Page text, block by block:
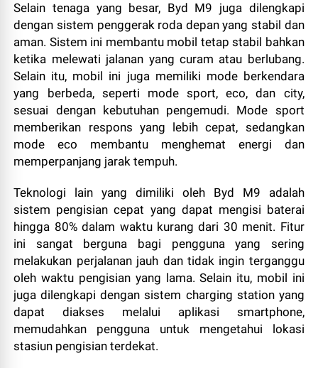
Selain tenaga yang besar, Byd M9 juga dilengkapi
dengan sistem penggerak roda depan yang stabil dan
aman. Sistem ini membantu mobil tetap stabil bahkan
ketika melewati jalanan yang curam atau berlubang.
Selain itu, mobil ini juga memiliki mode berkendara
yang berbeda, seperti mode sport, eco, dan city,
sesuai dengan kebutuhan pengemudi. Mode sport
memberikan respons yang lebih cepat, sedangkan
mode eco membantu menghemat energi dan
memperpanjang jarak tempuh.
Teknologi lain yang dimiliki oleh Byd M9 adalah
sistem pengisian cepat yang dapat mengisi baterai
hingga 80% dalam waktu kurang dari 30 menit. Fitur
ini sangat berguna bagi pengguna yang sering
melakukan perjalanan jauh dan tidak ingin terganggu
oleh waktu pengisian yang lama. Selain itu, mobil ini
juga dilengkapi dengan sistem charging station yang
dapat diakses melalui aplikasi smartphone,
memudahkan pengguna untuk mengetahui lokasi
stasiun pengisian terdekat.